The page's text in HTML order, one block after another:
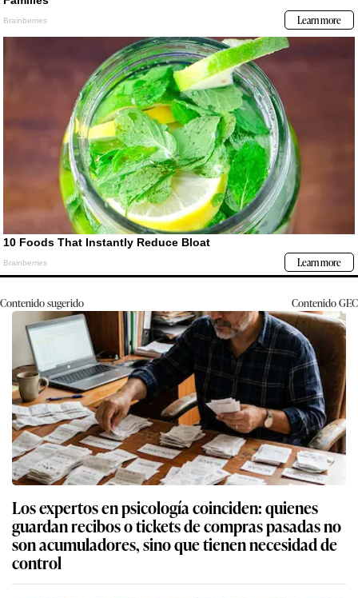
Contenido sugerido ContenidoGEC
Los expertos en psicología coinciden: quienes
guardan recibos o tickets de compras pasadas no
son acumuladores, sino que tienen necesidad de
control